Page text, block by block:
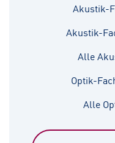
Akustik-
Akustik-
Alle
Optik-
Alle